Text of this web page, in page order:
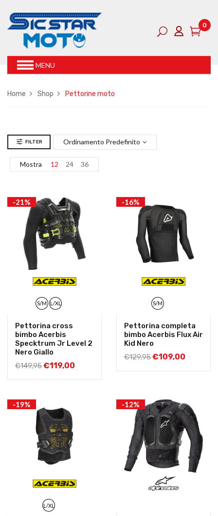
0
MENU
Home Shop Pettorine moto
FILTER Ordinamento Predefinito
Mostra 12 24 36
-21%
S/M L/XL
Pettorina cross
bimbo Acerbis
Specktrum Jr Level 2
Nero Giallo
€149,95€119,00
-16%
S/M
Pettorina completa
bimbo Acerbis Flux Air
Kid Nero
€129,95€109,00
-19%
L/XL
-12%